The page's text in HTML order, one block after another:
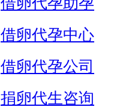
借卵代孕中心
借卵代孕公司
捐卵代生咨询